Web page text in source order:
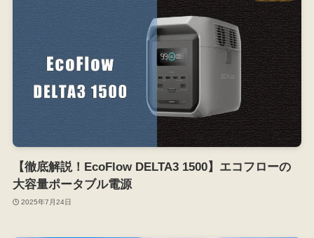
【徹底解説！EcoFlow DELTA3 1500】エコフローの
大容量ポータブル電源
2025年7月24日